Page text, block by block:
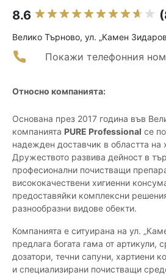
8.6
Велико Търново, ул. „Камен
Покажи телефонния
Относно компанията:
Основана през 2017 година във
компанията PURE Professional се
надежден доставчик в областта на
Дружеството развива дейност в
професионални почистващи
висококачествени хигиенни
предоставяйки комплексни
разнообразни видове обекти.
Компанията е ситуирана на ул.
предлага богата гама от артикули,
дозатори, течни сапуни, хартиени
и специализирани почистващи